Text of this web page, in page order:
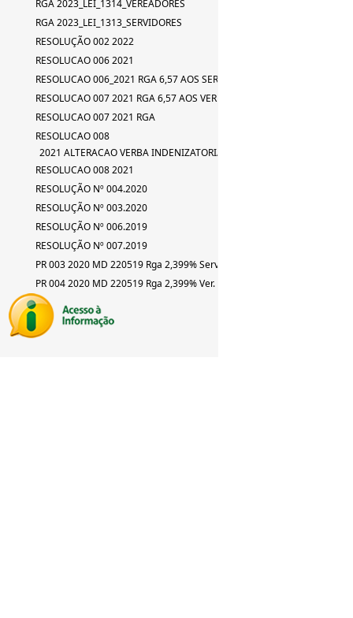
RGA 2023_LEI_1314_VEREADORES
RGA 2023_LEI_1313_SERVIDORES
RESOLUÇÃO 002 2022
RESOLUCAO 006 2021
RESOLUCAO 006_2021 RGA 6,57 AOS SERVIDORES
RESOLUCAO 007 2021 RGA 6,57 AOS VEREADORES
RESOLUCAO 007 2021 RGA
RESOLUCAO 008
2021 ALTERACAO VERBA INDENIZATORIA
RESOLUCAO 008 2021
RESOLUÇÃO Nº 004.2020
RESOLUÇÃO Nº 003.2020
RESOLUÇÃO Nº 006.2019
RESOLUÇÃO Nº 007.2019
PR 003 2020 MD 220519 Rga 2,399% Serv
PR 004 2020 MD 220519 Rga 2,399% Ver.